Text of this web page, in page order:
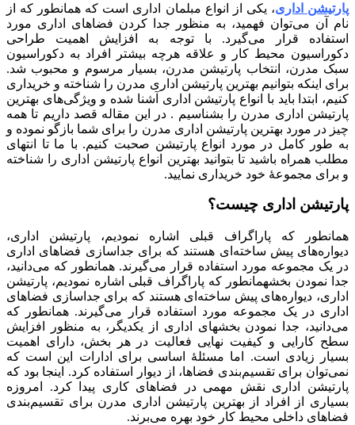
پارتیشن اداری، یکی از انواع مبلمان اداری است که همانطور که از
نام آن می‌توان فهمید، به منظور جدا کردن فضاهای اداری مورد
استفاده قرار می‌گیرد. با توجه به افزایش اهمیت طراحی
دکوراسیون محیط کار و علاقه هرچه بیشتر افراد به دکوراسیون
سبک مدرن، انتخاب پارتیشن مدرن، بسیار مرسوم و محبوب شد.
برای اینکه بتوانیم بهترین پارتیشن اداری مدرن را شناخته و خریداری
کنیم، ابتدا باید با انواع پارتیشن اداری آشنا شده و ویژگی‌های بهترین
پارتیشن اداری مدرن را بشناسیم . در این مقاله قصد داریم تا همه
چیز در مورد بهترین پارتیشن اداری مدرن را برای شما بازگو نموده و
به طور کامل در مورد انواع پارتیشن صحبت کنیم. با ما تا انتهای
مطلب همراه باشید تا بتوانید بهترین انواع پارتیشن اداری را شناخته
و برای مجموعۀ خود خریداری نمایید.
پارتیشن اداری چیست؟
همانطور که پاراگراف قبلی اشاره نمودیم، پارتیشن اداری،
دیواره‌های پیش ساخته‌ای هستند که برای جداسازی فضاهای اداری
در یک مجموعه مورد استفاده قرار می‌گیرند. همانطور که می‌دانید،
جدا نمودن بخشهمانطور که پاراگراف قبلی اشاره نمودیم، پارتیشن
اداری، دیواره‌های پیش ساخته‌ای هستند که برای جداسازی فضاهای
اداری در یک مجموعه مورد استفاده قرار می‌گیرند. همانطور که
می‌دانید، جدا نمودن بخشهای اداری از یکدیگر، به منظور افزایش
سطح کارایی و کیفیت نهایی فعالیت در هر بخش، دارای اهمیت
بسیار زیادی است. اما مسئلۀ اساسی برای ادارات این است که
نمی‌توان برای تقسیم‌بندی فضاها، از دیوار استفاده کرد. اینجا بود که
پارتیشن اداری نقش مهمی در فضاهای کاری پیدا کرد. امروزه
بسیاری از افراد از بهترین پارتیشن اداری مدرن برای تقسیم‌بندی
فضاهای داخلی محیط کار خود بهره می‌برند.